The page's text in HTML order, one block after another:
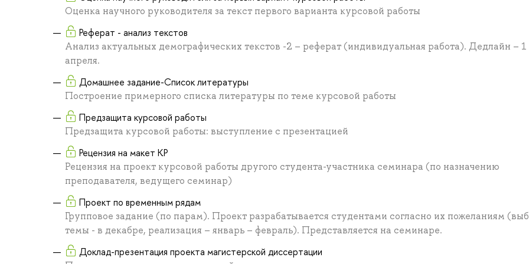
Оценка научного руководителя за текст первого варианта курсовой работы
Реферат - анализ текстов
Анализ актуальных демографических текстов -2 – реферат (индивидуальная работа). Дедлайн – 1
апреля.
Домашнее задание-Список литературы
Построение примерного списка литературы по теме курсовой работы
Предзащита курсовой работы
Предзащита курсовой работы: выступление с презентацией
Рецензия на макет КР
Рецензия на проект курсовой работы другого студента-участника семинара (по назначению
преподавателя, ведущего семинар)
Проект по временным рядам
Групповое задание (по парам). Проект разрабатывается студентами согласно их пожеланиям
темы - в декабре, реализация – январь – февраль). Представляется на семинаре.
Доклад-презентация проекта магистерской диссертации